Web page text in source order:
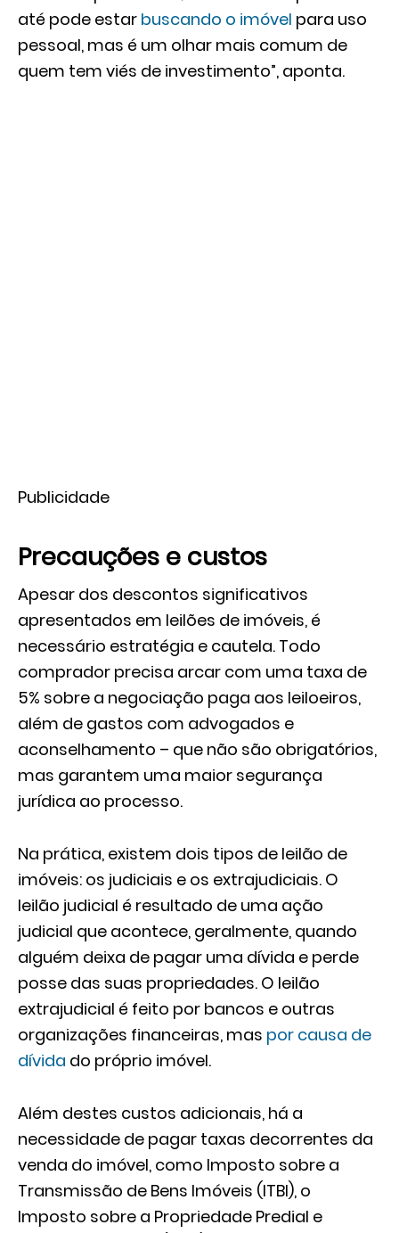
até pode estar buscando o imóvel para uso
pessoal, mas é um olhar mais comum de
quem tem viés de investimento”, aponta.
Publicidade
Precauções e custos
Apesar dos descontos significativos
apresentados em leilões de imóveis, é
necessário estratégia e cautela. Todo
comprador precisa arcar com uma taxa de
5% sobre a negociação paga aos leiloeiros,
além de gastos com advogados e
aconselhamento – que não são obrigatórios,
mas garantem uma maior segurança
jurídica ao processo.
Na prática, existem dois tipos de leilão de
imóveis: os judiciais e os extrajudiciais. O
leilão judicial é resultado de uma ação
judicial que acontece, geralmente, quando
alguém deixa de pagar uma dívida e perde
posse das suas propriedades. O leilão
extrajudicial é feito por bancos e outras
organizações financeiras, mas por causa de
dívida do próprio imóvel.
Além destes custos adicionais, há a
necessidade de pagar taxas decorrentes da
venda do imóvel, como Imposto sobre a
Transmissão de Bens Imóveis (ITBI), o
Imposto sobre a Propriedade Predial e